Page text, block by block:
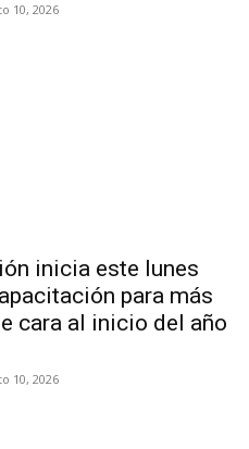
10, 2026
inicia este lunes
para más
cara al inicio del año
10, 2026